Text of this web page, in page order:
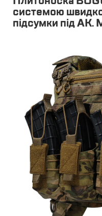
системою
підсумки під АК.